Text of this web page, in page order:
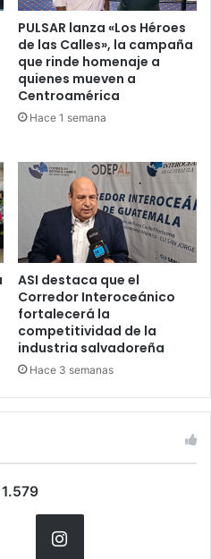
PULSAR lanza «Los Héroes
de las Calles», la campaña
que rinde homenaje a
quienes mueven a
Centroamérica
Hace 1 semana
ASI destaca que el
Corredor Interoceánico
fortalecerá la
competitividad de la
industria salvadoreña
Hace 3 semanas
1.579